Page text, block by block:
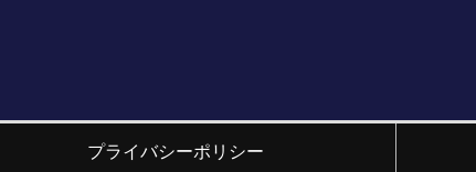
プライバシーポリシー